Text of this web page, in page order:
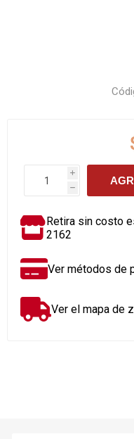
i
h
Retira sin costo
2162
Ver métodos de
Ver el mapa de